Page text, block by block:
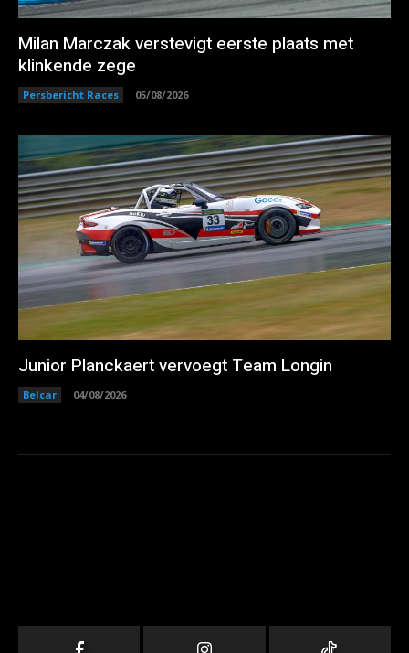
Milan Marczak verstevigt eerste plaats met
klinkende zege
Persbericht Races 05/08/2026
Junior Planckaert vervoegt Team Longin
Belcar 04/08/2026